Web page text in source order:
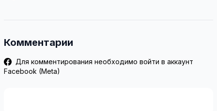
Комментарии
Для комментирования необходимо войти в аккаунт
Facebook (Meta)